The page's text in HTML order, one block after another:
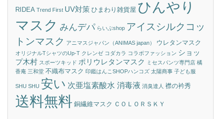
RIDEA Trend First UV対策 ひまわり雑貨屋 ひんやり
マスク みんデパ らいぶshop アイスシルクコッ
トンマスク アニマスジャパン（ANIMAS japan） ウレタンマスク
オリジナルTシャツのUp-T クレンゼ コダカラ コラボファッション ショッ
プ木村 スポーツキッド ポリウレタンマスク
ミセスパンツ専門店 橘
香庵 三和堂 不織布マスク 印鑑はんこSHOPハンコズ 太陽商事 子ども服
SHU SHU 安い 次亜塩素酸水 消毒液 消臭達人 襟の衿秀
送料無料 銅繊維マスク ＣＯＬＯＲＳＫＹ